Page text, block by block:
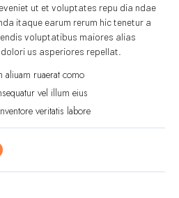
ut et voluptates repu dia ndae
itaque earum rerum hic tenetur a
voluptatibus maiores alias
us asperiores repellat.
aliuam ruaerat como
vel illum eius
veritatis labore